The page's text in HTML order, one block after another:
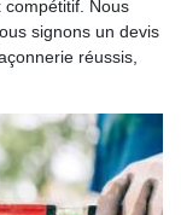
Nous
signons un devis
réussis,